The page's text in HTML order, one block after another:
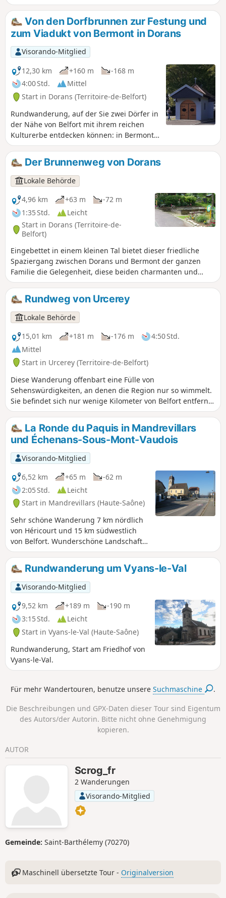
Von den Dorfbrunnen zur Festung und
zum Viadukt von Bermont in Dorans
Visorando-Mitglied
12,30 km
+160 m
-168 m
4:00 Std.
Mittel
Start in Dorans (Territoire-de-Belfort)
Rundwanderung, auf der Sie zwei Dörfer in
der Nähe von Belfort mit ihrem reichen
Kulturerbe entdecken können: in Bermont
die Kirche Saint-Laurent, das Viadukt von
La Savoureuse und das Fort du Bois d'Oye
sowie in Dorans die Kapelle Notre-Dame du
Chêne und den Brunnenrundgang. Entlang
der gesamten Strecke gibt es zahlreiche
Aussichtspunkte.
Der Brunnenweg von Dorans
Lokale Behörde
4,96 km
+63 m
-72 m
1:35 Std.
Leicht
Start in Dorans (Territoire-de-
Belfort)
Eingebettet in einem kleinen Tal bietet dieser friedliche
Spaziergang zwischen Dorans und Bermont der ganzen
Familie die Gelegenheit, diese beiden charmanten und
geschichtsträchtigen Ortschaften zu entdecken. Der Weg ist
mit blauen Ringen markiert.
Rundweg von Urcerey
Lokale Behörde
15,01 km
+181 m -176 m
4:50 Std.
Mittel
Start in Urcerey (Territoire-de-Belfort)
Diese Wanderung offenbart eine Fülle von
Sehenswürdigkeiten, an denen die Region nur so wimmelt.
Sie befindet sich nur wenige Kilometer von Belfort entfernt.
Die Route ist markiert.
La Ronde du Paquis in Mandrevillars
und Échenans-Sous-Mont-Vaudois
Visorando-Mitglied
6,52 km
+65 m
-62 m
2:05 Std.
Leicht
Start in Mandrevillars (Haute-Saône)
Sehr schöne Wanderung 7 km nördlich
von Héricourt und 15 km südwestlich
von Belfort. Wunderschöne Landschaft,
schöne Wälder und die hübschen Dörfer
Mandrevillars und Échenans-sous-Mont-
Vaudois. Die Strecke ist ausgeschildert.
Rundwanderung um Vyans-le-Val
Visorando-Mitglied
9,52 km
+189 m
-190 m
3:15 Std.
Leicht
Start in Vyans-le-Val (Haute-Saône)
Rundwanderung, Start am Friedhof von
Vyans-le-Val.
Für mehr Wandertouren, benutze unsereSuchmaschine .
Die Beschreibungen und GPX-Daten dieser Tour sind Eigentum
des Autors/der Autorin. Bitte nicht ohne Genehmigung
kopieren.
AUTOR
Scrog_fr
2 Wanderungen
Visorando-Mitglied
Gemeinde: Saint-Barthélemy (70270)
Maschinell übersetzte Tour - Originalversion